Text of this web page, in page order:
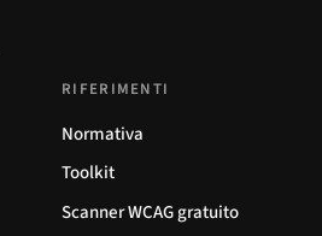
RIFERIMENTI
Normativa
Toolkit
Scanner WCAG gratuito